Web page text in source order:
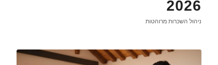
2026
ניהול השכרות מרוהטות